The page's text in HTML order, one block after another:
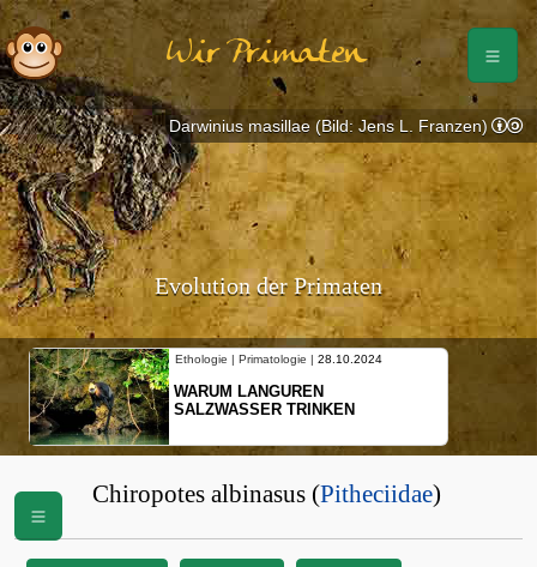
Wir Primaten
Evolution der Primaten
Ethologie | Primatologie | 28.10.2024
WARUM LANGUREN
SALZWASSER TRINKEN
Darwinius masillae (Bild: Jens L. Franzen)
Chiropotes albinasus (Pitheciidae)